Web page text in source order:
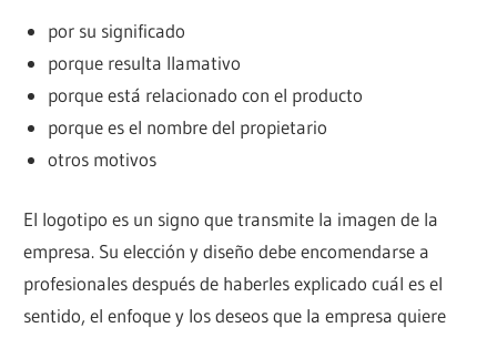
por su significado
porque resulta llamativo
porque está relacionado con el producto
porque es el nombre del propietario
otros motivos
El logotipo es un signo que transmite la imagen de la
empresa. Su elección y diseño debe encomendarse a
profesionales después de haberles explicado cuál es el
sentido, el enfoque y los deseos que la empresa quiere